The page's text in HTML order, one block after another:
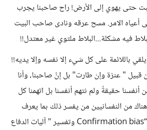
حتى يهوي إلى الأرض! راح صاحبنا يجرب
أعياه الامر. مسح عرقه ونادى صاحب البيت
فيه مشكلة...البلاط ملتوي غير معتدل!!
باللائمة على كل شيء إلا نفسه وإلا يديه!!
قبيل " عنزة وإن طارت" بل إنً صاحبنا، وأنا
أنفسنا حقيقةً ولم نتهم أنفسنا بل اتهمنا كل
من النفسانيين من يفسر ذلك بما يعرف
ب"تحيز التأكيد “Confirmation bias وتفسير " آليات الدفاع